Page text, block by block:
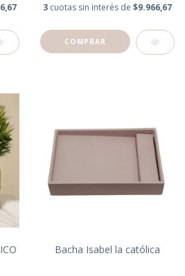
3 cuotas sin interés de $9.966,67
Bacha Isabel la católica